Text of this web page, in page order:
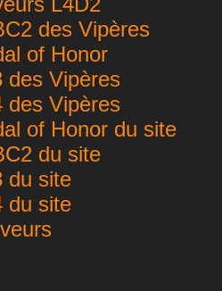
des Vipères
of Honor
des Vipères
des Vipères
of Honor du site
du site
du site
du site